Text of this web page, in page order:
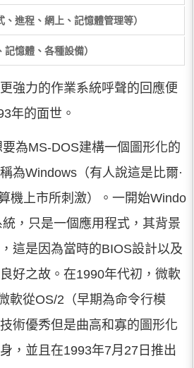
進程、網上、記憶體管理等）
憶體、各種設備）
強力的作業系統呼聲的回應便
年的面世。
為MS-DOS建構一個圖形化的
為Windows（有人說這是比爾·
機上市所刺激）。一開始Windo
，只是一個應用程式，其背景
這是因為當時的BIOS設計以及
好之故。在1990年代初，微軟
軟從OS/2（早期為命令行模
術優秀但是曲高和寡的圖形化
，並且在1993年7月27日推出